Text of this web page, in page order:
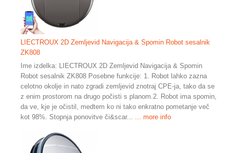
LIECTROUX 2D Zemljevid Navigacija & Spomin Robot sesalnik
ZK808
Ime izdelka: LIECTROUX 2D Zemljevid Navigacija & Spomin
Robot sesalnik ZK808 Posebne funkcije: 1. Robot lahko zazna
celotno okolje in nato zgradi zemljevid znotraj CPE-ja, tako da se
z enim prostorom na drugo počisti s planom.2. Robot ima spomin,
da ve, kje je očistil, medtem ko ni tako enkratno pometanje več
kot 98%. Stopnja ponovitve či&scar...
... more info